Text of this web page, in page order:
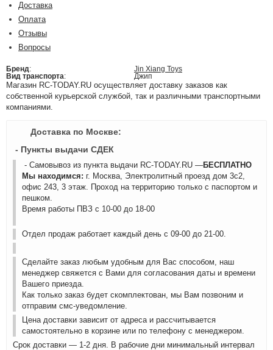
Доставка
Оплата
Отзывы
Вопросы
Бренд:
Jin Xiang Toys
Вид транспорта: Джип
Магазин RC-TODAY.RU осуществляет доставку заказов как
собственной курьерской службой, так и различными транспортными
компаниями.
Доставка по Москве:
- Пункты выдачи СДЕК
- Самовывоз из пункта выдачи RC-TODAY.RU —БЕСПЛАТНО
Мы находимся: г. Москва, Электролитный проезд дом 3с2,
офис 243, 3 этаж. Проход на территорию только с паспортом и
пешком.
Время работы ПВЗ с 10-00 до 18-00
Отдел продаж работает каждый день с 09-00 до 21-00.
Сделайте заказ любым удобным для Вас способом, наш
менеджер свяжется с Вами для согласования даты и времени
Вашего приезда.
Как только заказ будет скомплектован, мы Вам позвоним и
отправим смс-уведомление.
Цена доставки зависит от адреса и рассчитывается
самостоятельно в корзине или по телефону с менеджером.
Срок доставки — 1-2 дня. В рабочие дни минимальный интервал